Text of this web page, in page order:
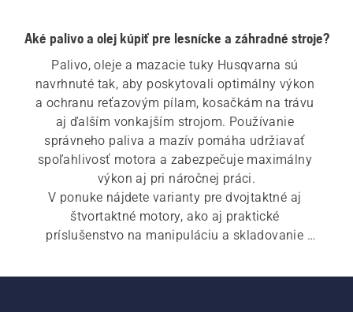
Aké palivo a olej kúpiť pre lesnícke a záhradné stroje?
Palivo, oleje a mazacie tuky Husqvarna sú
navrhnuté tak, aby poskytovali optimálny výkon
a ochranu reťazovým pílam, kosačkám na trávu
aj ďalším vonkajším strojom. Používanie
správneho paliva a mazív pomáha udržiavať
spoľahlivosť motora a zabezpečuje maximálny
výkon aj pri náročnej práci.
V ponuke nájdete varianty pre dvojtaktné aj
štvortaktné motory, ako aj praktické
príslušenstvo na manipuláciu a skladovanie